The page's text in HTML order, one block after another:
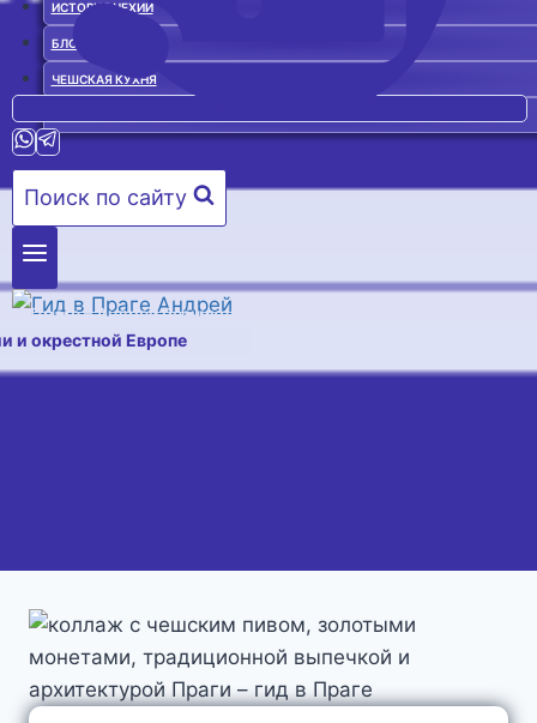
ИСТОРИЯ ЧЕХИИ
БЛОГ О ЧЕХИИ
ЧЕШСКАЯ КУХНЯ
Поиск по сайту
в Праге – Андрей Резников
и окрестной Европе